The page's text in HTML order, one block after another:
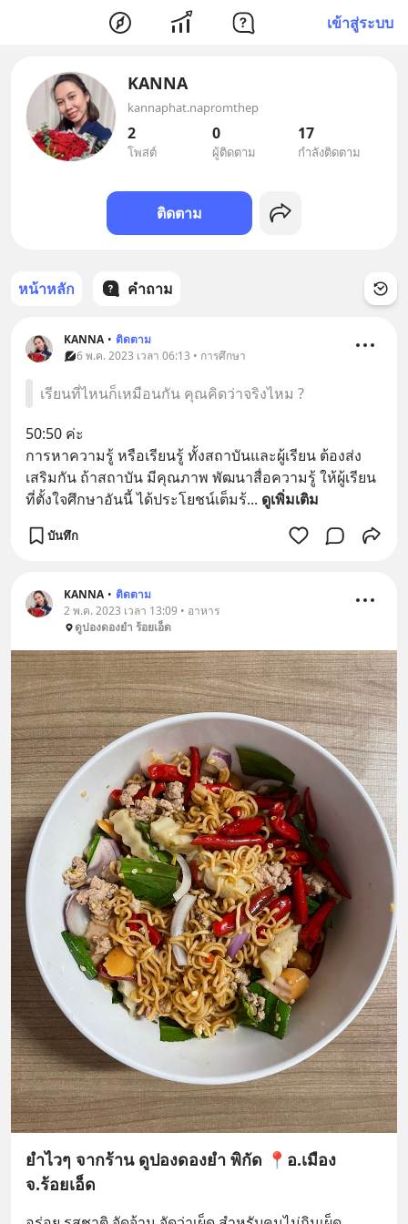
เข้าสู่ระบบ
KANNA
kannaphat.napromthep
2
โพสต์
0
ผู้ติดตาม
17
กำลังติดตาม
ติดตาม
หน้าหลัก คำถาม
KANNA • ติดตาม
6 พ.ค. 2023 เวลา 06:13 • การศึกษา
เรียนที่ไหนก็เหมือนกัน คุณคิดว่าจริงไหม ?
50:50 ค่ะ
การหาความรู้ หรือเรียนรู้ ทั้งสถาบันและผู้เรียน ต้องส่ง
เสริมกัน ถ้าสถาบัน มีคุณภาพ พัฒนาสื่อความรู้ ให้ผู้เรียน
ที่ตั้งใจศึกษาอันนี้ ได้ประโยชน์เต็มร้... ดูเพิ่มเติม
บันทึก
KANNA • ติดตาม
2 พ.ค. 2023 เวลา 13:09 • อาหาร
ดูปองดองยำ ร้อยเอ็ด
ยำไวๆ จากร้าน ดูปองดองยำ พิกัด 📍อ.เมือง
จ.ร้อยเอ็ด